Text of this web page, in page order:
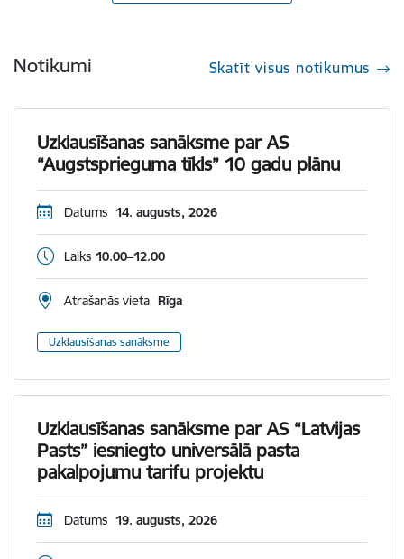
Notikumi Skatīt visus notikumus
Uzklausīšanas sanāksme par AS
“Augstsprieguma tīkls” 10 gadu plānu
Datums 14. augusts, 2026
Laiks 10.00–12.00
Atrašanās vieta Rīga
Uzklausīšanas sanāksme
Uzklausīšanas sanāksme par AS “Latvijas
Pasts” iesniegto universālā pasta
pakalpojumu tarifu projektu
Datums 19. augusts, 2026